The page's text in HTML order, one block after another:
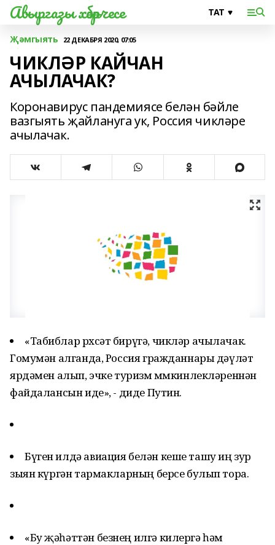
Авыргазы хәбәрчесе
Җәмгыять 22 ДЕКАБРЯ 2020, 07:05
ЧИКЛӘР КАЙЧАН
АЧЫЛАЧАК?
Коронавирус пандемиясе белән бәйле
вазгыять җайлануга ук, Россия чикләре
ачылачак.
«Табиблар рөхсәт бирүгә, чикләр ачылачак.
Гомумән алганда, Россия гражданнары дәүләт
ярдәмен алып, эчке туризм мөмкинлекләреннән
файдалансын иде», - диде Путин.
Бүген илдә авиация белән кеше ташу иң зур
зыян күргән тармакларның берсе булып тора.
«Бу җәһәттән безнең илгә килергә һәм